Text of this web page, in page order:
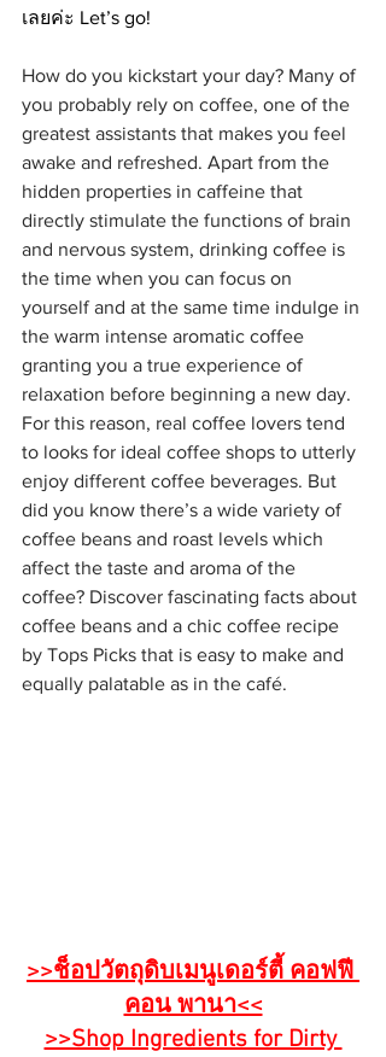
เลยค่ะ Let’s go!
How do you kickstart your day? Many of
you probably rely on coffee, one of the
greatest assistants that makes you feel
awake and refreshed. Apart from the
hidden properties in caffeine that
directly stimulate the functions of brain
and nervous system, drinking coffee is
the time when you can focus on
yourself and at the same time indulge in
the warm intense aromatic coffee
granting you a true experience of
relaxation before beginning a new day.
For this reason, real coffee lovers tend
to looks for ideal coffee shops to utterly
enjoy different coffee beverages. But
did you know there’s a wide variety of
coffee beans and roast levels which
affect the taste and aroma of the
coffee? Discover fascinating facts about
coffee beans and a chic coffee recipe
by Tops Picks that is easy to make and
equally palatable as in the café.
>>ช็อปวัตถุดิบเมนูเดอร์ตี้ คอฟฟี
คอน พานา<<
>>Shop Ingredients for Dirty